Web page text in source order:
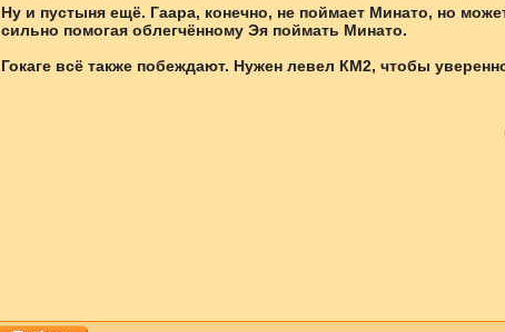
Ну и пустыня ещё. Гаара, конечно, не поймает Минато, но
сильно помогая облегчённому Эя поймать Минато.
Гокаге всё также побеждают. Нужен левел КМ2, чтобы